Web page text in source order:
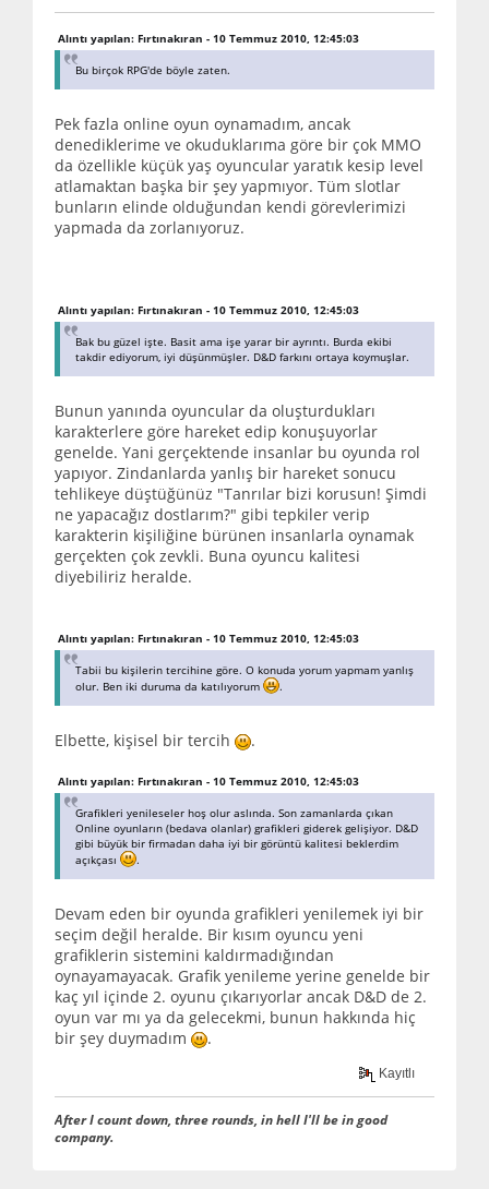
Alıntı yapılan: Fırtınakıran - 10 Temmuz 2010, 12:45:03
Bu birçok RPG'de böyle zaten.
Pek fazla online oyun oynamadım, ancak
denediklerime ve okuduklarıma göre bir çok MMO
da özellikle küçük yaş oyuncular yaratık kesip level
atlamaktan başka bir şey yapmıyor. Tüm slotlar
bunların elinde olduğundan kendi görevlerimizi
yapmada da zorlanıyoruz.
Alıntı yapılan: Fırtınakıran - 10 Temmuz 2010, 12:45:03
Bak bu güzel işte. Basit ama işe yarar bir ayrıntı. Burda ekibi
takdir ediyorum, iyi düşünmüşler. D&D farkını ortaya koymuşlar.
Bunun yanında oyuncular da oluşturdukları
karakterlere göre hareket edip konuşuyorlar
genelde. Yani gerçektende insanlar bu oyunda rol
yapıyor. Zindanlarda yanlış bir hareket sonucu
tehlikeye düştüğünüz "Tanrılar bizi korusun! Şimdi
ne yapacağız dostlarım?" gibi tepkiler verip
karakterin kişiliğine bürünen insanlarla oynamak
gerçekten çok zevkli. Buna oyuncu kalitesi
diyebiliriz heralde.
Alıntı yapılan: Fırtınakıran - 10 Temmuz 2010, 12:45:03
Tabii bu kişilerin tercihine göre. O konuda yorum yapmam yanlış
olur. Ben iki duruma da katılıyorum
.
Elbette, kişisel bir tercih .
Alıntı yapılan: Fırtınakıran - 10 Temmuz 2010, 12:45:03
Grafikleri yenileseler hoş olur aslında. Son zamanlarda çıkan
Online oyunların (bedava olanlar) grafikleri giderek gelişiyor. D&D
gibi büyük bir firmadan daha iyi bir görüntü kalitesi beklerdim
açıkçası
.
Devam eden bir oyunda grafikleri yenilemek iyi bir
seçim değil heralde. Bir kısım oyuncu yeni
grafiklerin sistemini kaldırmadığından
oynayamayacak. Grafik yenileme yerine genelde bir
kaç yıl içinde 2. oyunu çıkarıyorlar ancak D&D de 2.
oyun var mı ya da gelecekmi, bunun hakkında hiç
bir şey duymadım
.
Kayıtlı
After I count down, three rounds, in hell I'll be in good
company.